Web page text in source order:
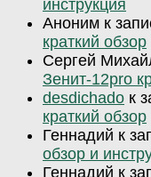
инструкция
Аноним к
краткий обзор
Сергей
Зенит-12pro
desdichado к
краткий обзор
Геннадий к
обзор и
Геннадий к